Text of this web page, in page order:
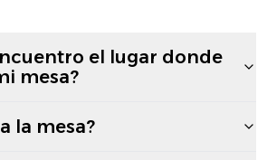
el lugar donde
mesa?
la mesa?